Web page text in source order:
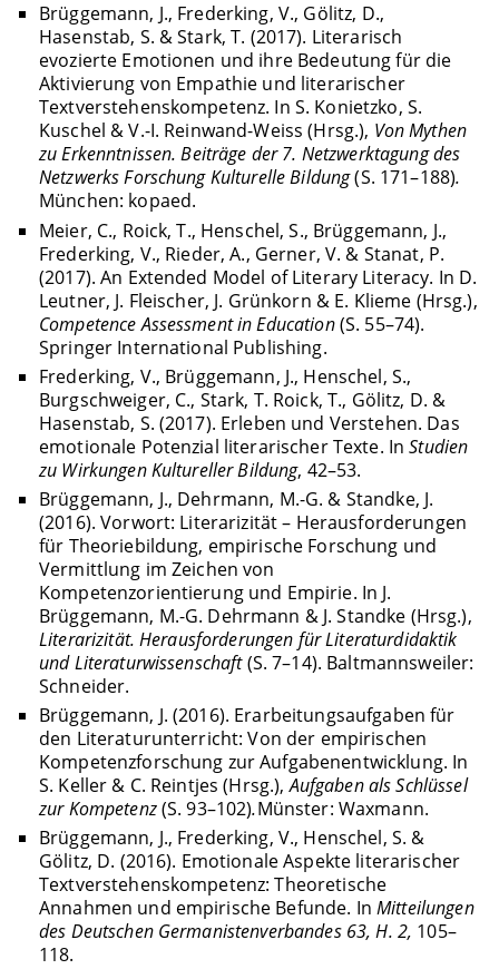
Brüggemann, J., Frederking, V., Gölitz, D.,
Hasenstab, S. & Stark, T. (2017). Literarisch
evozierte Emotionen und ihre Bedeutung für die
Aktivierung von Empathie und literarischer
Textverstehenskompetenz. In S. Konietzko, S.
Kuschel & V.-I. Reinwand-Weiss (Hrsg.), Von Mythen
zu Erkenntnissen. Beiträge der 7. Netzwerktagung des
Netzwerks Forschung Kulturelle Bildung(S. 171–188).
München: kopaed.
Meier, C., Roick, T., Henschel, S., Brüggemann, J.,
Frederking, V., Rieder, A., Gerner, V. & Stanat, P.
(2017). An Extended Model of Literary Literacy. In D.
Leutner, J. Fleischer, J. Grünkorn & E. Klieme (Hrsg.),
Competence Assessment in Education(S. 55–74).
Springer International Publishing.
Frederking, V., Brüggemann, J., Henschel, S.,
Burgschweiger, C., Stark, T. Roick, T., Gölitz, D. &
Hasenstab, S. (2017). Erleben und Verstehen. Das
emotionale Potenzial literarischer Texte. InStudien
zu Wirkungen Kultureller Bildung, 42–53.
Brüggemann, J., Dehrmann, M.-G. & Standke, J.
(2016). Vorwort: Literarizität – Herausforderungen
für Theoriebildung, empirische Forschung und
Vermittlung im Zeichen von
Kompetenzorientierung und Empirie. In J.
Brüggemann, M.-G. Dehrmann & J. Standke (Hrsg.),
Literarizität. Herausforderungen für Literaturdidaktik
und Literaturwissenschaft(S. 7–14). Baltmannsweiler:
Schneider.
Brüggemann, J. (2016). Erarbeitungsaufgaben für
den Literaturunterricht: Von der empirischen
Kompetenzforschung zur Aufgabenentwicklung. In
S. Keller & C. Reintjes (Hrsg.),Aufgaben als Schlüssel
zur Kompetenz(S. 93–102).Münster: Waxmann.
Brüggemann, J., Frederking, V., Henschel, S. &
Gölitz, D. (2016). Emotionale Aspekte literarischer
Textverstehenskompetenz: Theoretische
Annahmen und empirische Befunde. InMitteilungen
des Deutschen Germanistenverbandes 63, H. 2, 105–
118.